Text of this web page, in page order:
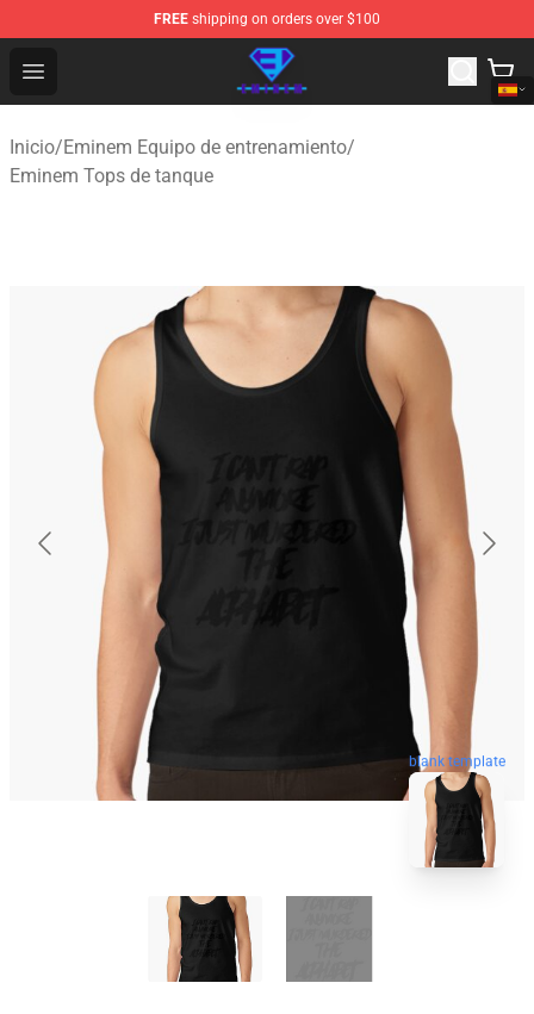
FREE shipping on orders over $100
Open menu
Eminem Store - Official Eminem Merchandise Shop
Inicio/Eminem Equipo de entrenamiento/
Eminem Tops de tanque
blank template